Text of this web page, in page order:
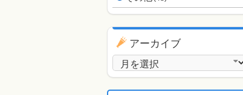
アーカイブ
アーカイブ